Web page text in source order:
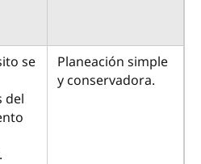
se
del
Planeación simple
y conservadora.